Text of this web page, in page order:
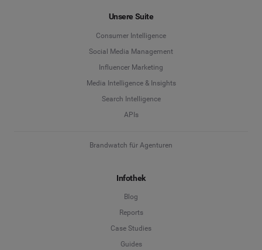
Unsere Suite
Consumer Intelligence
Social Media Management
Influencer Marketing
Media Intelligence & Insights
Search Intelligence
APIs
Brandwatch für Agenturen
Infothek
Blog
Reports
Case Studies
Guides